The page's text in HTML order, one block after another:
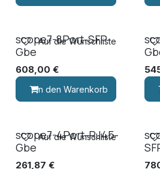
scope7-8Port-SFP-
Gbe
608,00 €
In den Warenkorb
Auf die Wunschliste
scope7-4Port-RJ45-
Gbe
261,87 €
Auf die Wunschliste